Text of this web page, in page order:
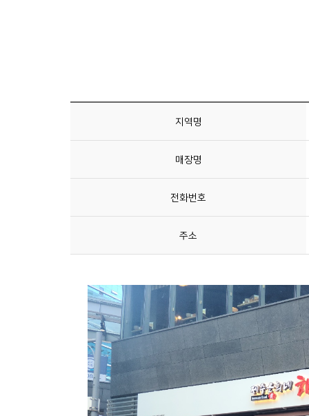
지역명
매장명
전화번호
주소